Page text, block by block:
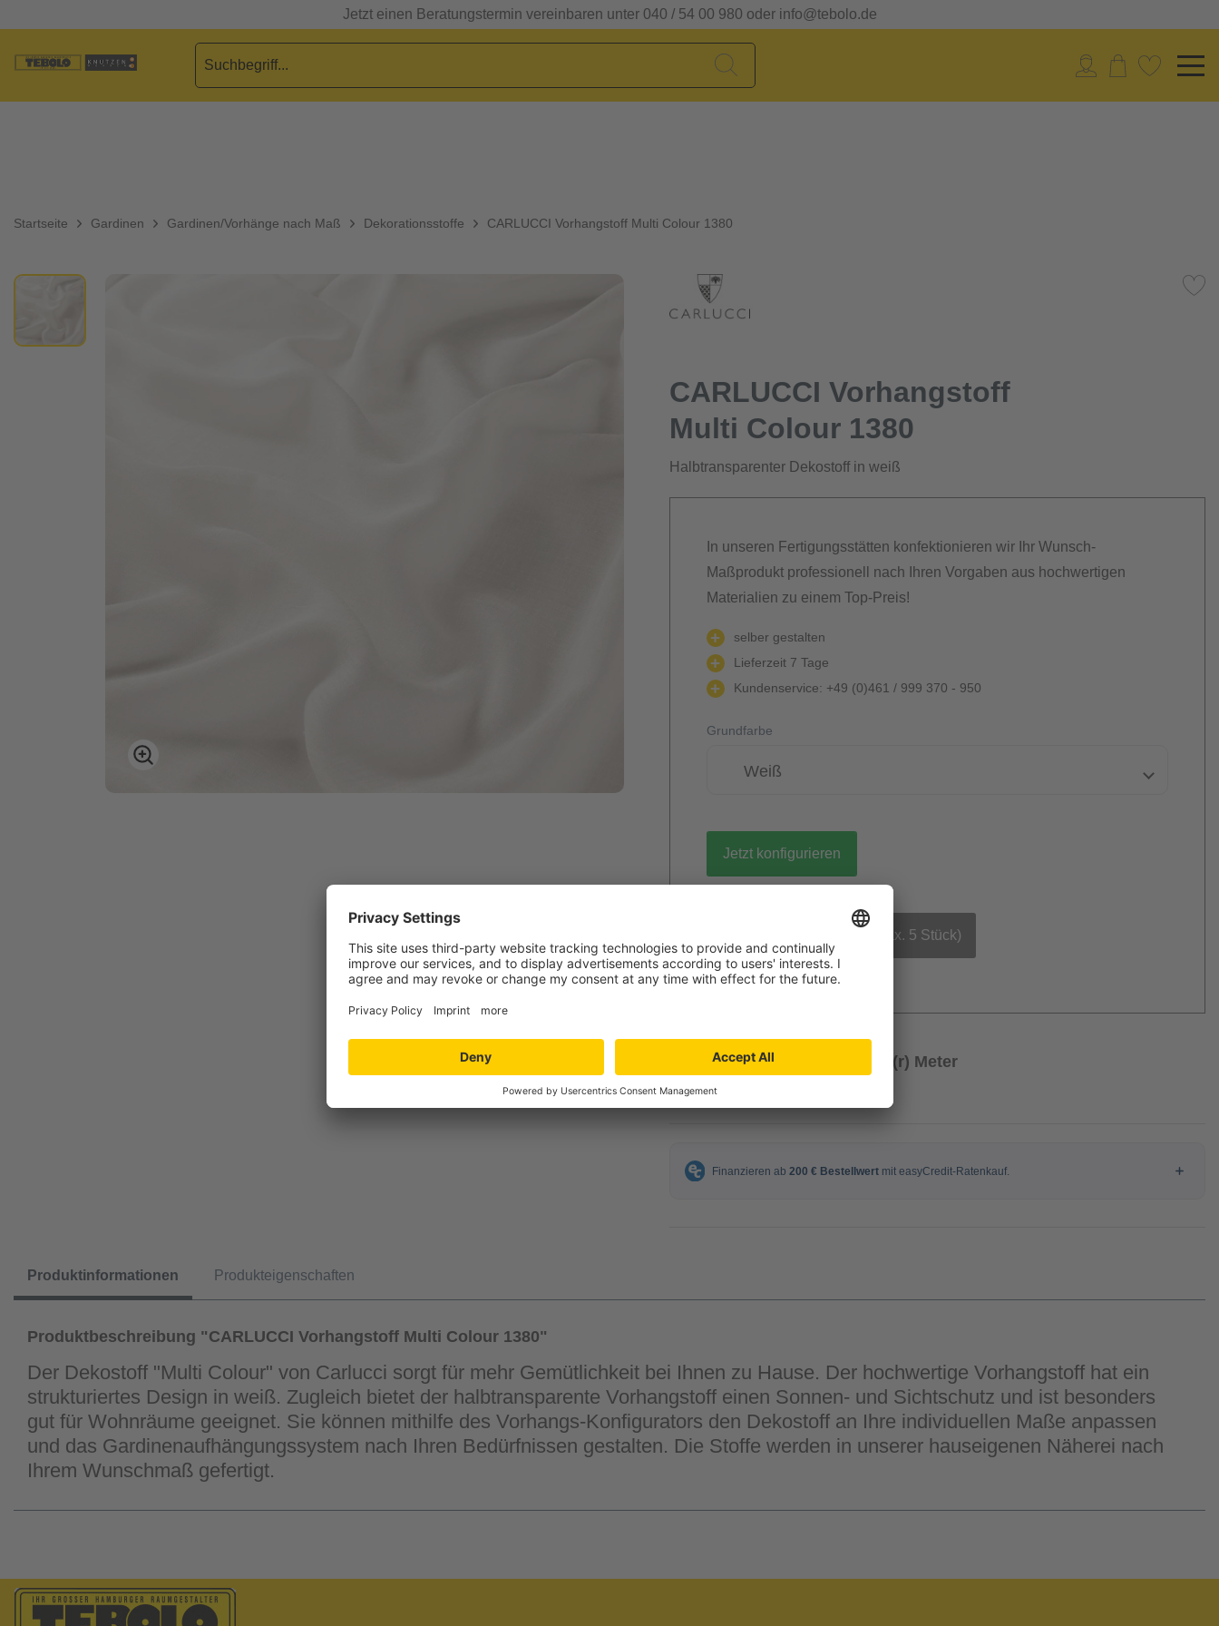
Jetzt einen Beratungstermin vereinbaren unter 040 / 54 00 980 oder info@tebolo.de
Startseite Gardinen Gardinen/Vorhänge nach Maß Dekorationsstoffe CARLUCCI Vorhangstoff Multi Colour 1380
CARLUCCI Vorhangstoff
Multi Colour 1380
Halbtransparenter Dekostoff in weiß
In unseren Fertigungsstätten konfektionieren wir Ihr Wunsch-
Maßprodukt professionell nach Ihren Vorgaben aus hochwertigen
Materialien zu einem Top-Preis!
selber gestalten
Lieferzeit 7 Tage
Kundenservice: +49 (0)461 / 999 370 - 950
Grundfarbe
Weiß
Jetzt konfigurieren
gratis Muster bestellen (max. 5 Stück)
64,00 € / Laufende(r) Meter
inkl. MwSt.
Produktinformationen Produkteigenschaften
Produktbeschreibung "CARLUCCI Vorhangstoff Multi Colour 1380"
Der Dekostoff "Multi Colour" von Carlucci sorgt für mehr Gemütlichkeit bei Ihnen zu Hause. Der hochwertige Vorhangstoff hat ein
strukturiertes Design in weiß. Zugleich bietet der halbtransparente Vorhangstoff einen Sonnen- und Sichtschutz und ist besonders
gut für Wohnräume geeignet. Sie können mithilfe des Vorhangs-Konfigurators den Dekostoff an Ihre individuellen Maße anpassen
und das Gardinenaufhängungssystem nach Ihren Bedürfnissen gestalten. Die Stoffe werden in unserer hauseigenen Näherei nach
Ihrem Wunschmaß gefertigt.